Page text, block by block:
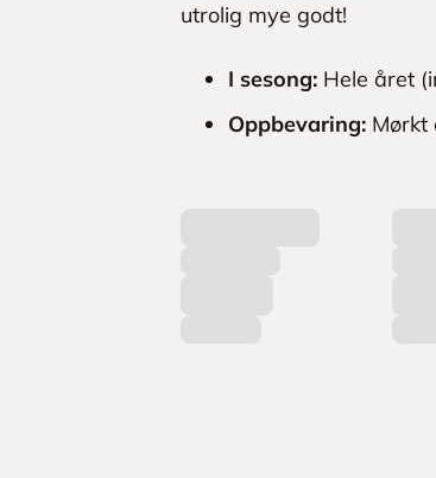
utrolig mye godt!
I sesong: Hele året
Oppbevaring: Mørkt